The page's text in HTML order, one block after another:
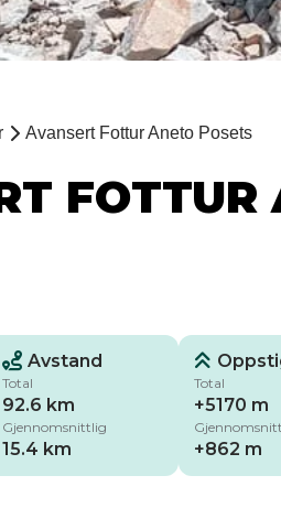
Avansert Fottur Aneto Posets
FOTTUR
Avstand
Total
92.6 km
Gjennomsnittlig
15.4 km
Total
+5170 m
+862 m